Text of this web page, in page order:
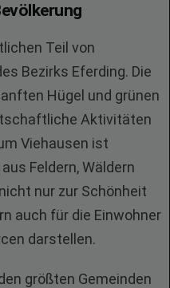
Teil von
Bezirks Eferding. Die
Hügel und grünen
Aktivitäten
Viehausen ist
Feldern, Wäldern
nur zur Schönheit
auch für die Einwohner
darstellen.
größten Gemeinden